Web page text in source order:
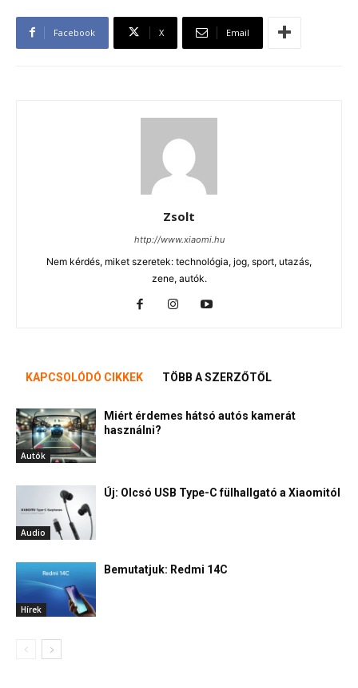
Facebook X Email
Zsolt
http://www.xiaomi.hu
Nem kérdés, miket szeretek: technológia, jog, sport, utazás,
zene, autók.
KAPCSOLÓDÓ CIKKEK TÖBB A SZERZŐTŐL
Autók
Miért érdemes hátsó autós kamerát
használni?
Audio
Új: Olcsó USB Type-C fülhallgató a Xiaomitól
Hírek
Bemutatjuk: Redmi 14C